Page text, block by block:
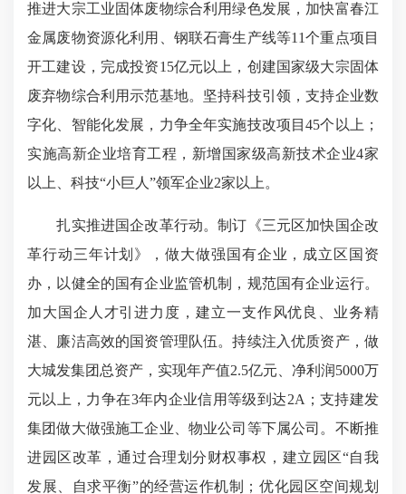
推进大宗工业固体废物综合利用绿色发展，加快富春江
金属废物资源化利用、钢联石膏生产线等11个重点项目
开工建设，完成投资15亿元以上，创建国家级大宗固体
废弃物综合利用示范基地。坚持科技引领，支持企业数
字化、智能化发展，力争全年实施技改项目45个以上；
实施高新企业培育工程，新增国家级高新技术企业4家
以上、科技“小巨人”领军企业2家以上。
扎实推进国企改革行动。制订《三元区加快国企改
革行动三年计划》，做大做强国有企业，成立区国资
办，以健全的国有企业监管机制，规范国有企业运行。
加大国企人才引进力度，建立一支作风优良、业务精
湛、廉洁高效的国资管理队伍。持续注入优质资产，做
大城发集团总资产，实现年产值2.5亿元、净利润5000万
元以上，力争在3年内企业信用等级到达2A；支持建发
集团做大做强施工企业、物业公司等下属公司。不断推
进园区改革，通过合理划分财权事权，建立园区“自我
发展、自求平衡”的经营运作机制；优化园区空间规划